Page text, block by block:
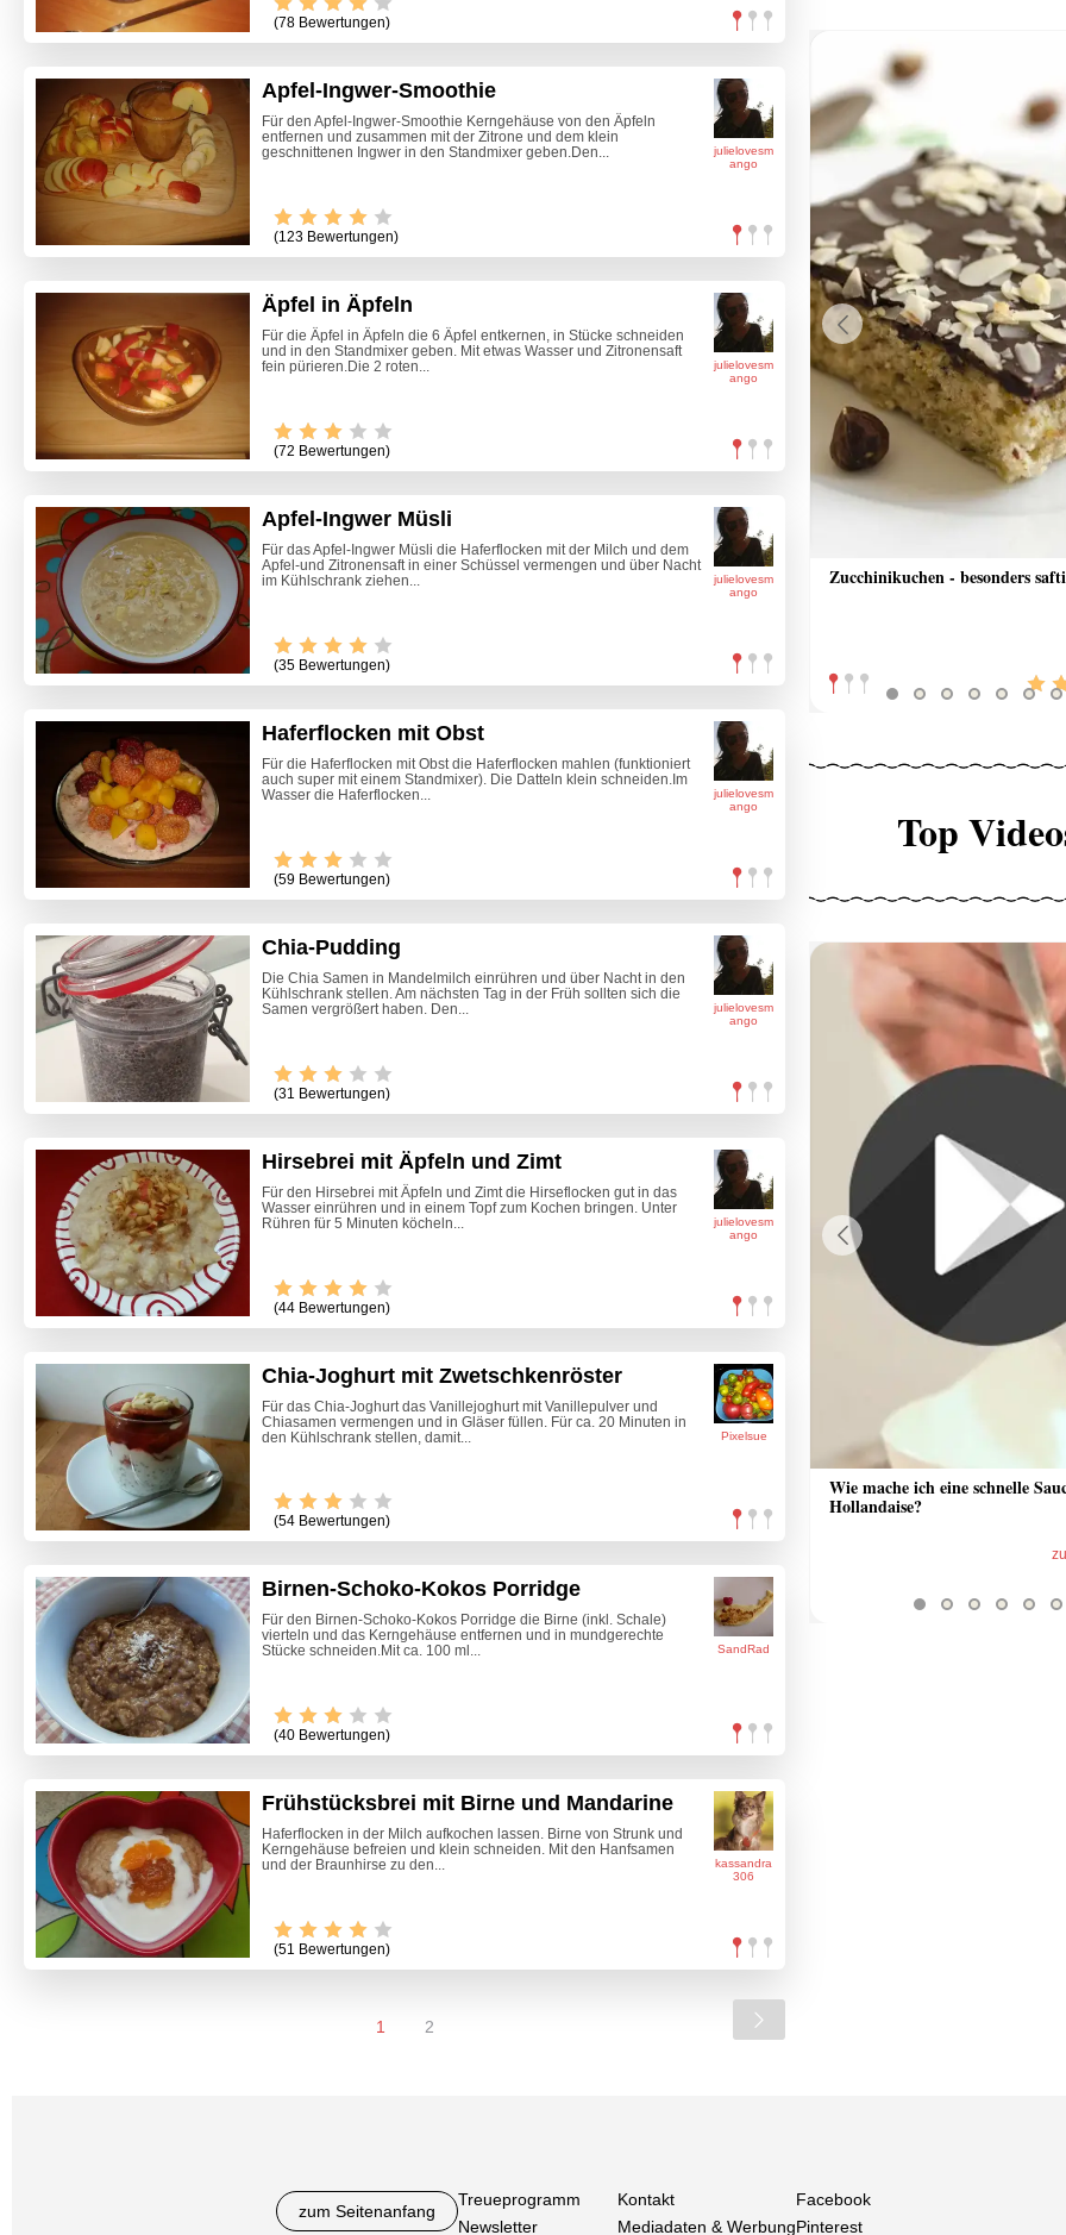
(78 Bewertungen)
julielovesm
ango
Apfel-Ingwer-Smoothie
Für den Apfel-Ingwer-Smoothie Kerngehäuse von den Äpfeln
entfernen und zusammen mit der Zitrone und dem klein
geschnittenen Ingwer in den Standmixer geben.Den...
(123 Bewertungen)
julielovesm
ango
Äpfel in Äpfeln
Für die Äpfel in Äpfeln die 6 Äpfel entkernen, in Stücke schneiden
und in den Standmixer geben. Mit etwas Wasser und Zitronensaft
fein pürieren.Die 2 roten...
(72 Bewertungen)
julielovesm
ango
Apfel-Ingwer Müsli
Für das Apfel-Ingwer Müsli die Haferflocken mit der Milch und dem
Apfel-und Zitronensaft in einer Schüssel vermengen und über Nacht
im Kühlschrank ziehen...
(35 Bewertungen)
julielovesm
ango
Haferflocken mit Obst
Für die Haferflocken mit Obst die Haferflocken mahlen (funktioniert
auch super mit einem Standmixer). Die Datteln klein schneiden.Im
Wasser die Haferflocken...
(59 Bewertungen)
julielovesm
ango
Chia-Pudding
Die Chia Samen in Mandelmilch einrühren und über Nacht in den
Kühlschrank stellen. Am nächsten Tag in der Früh sollten sich die
Samen vergrößert haben. Den...
(31 Bewertungen)
julielovesm
ango
Hirsebrei mit Äpfeln und Zimt
Für den Hirsebrei mit Äpfeln und Zimt die Hirseflocken gut in das
Wasser einrühren und in einem Topf zum Kochen bringen. Unter
Rühren für 5 Minuten köcheln...
(44 Bewertungen)
Pixelsue
Chia-Joghurt mit Zwetschkenröster
Für das Chia-Joghurt das Vanillejoghurt mit Vanillepulver und
Chiasamen vermengen und in Gläser füllen. Für ca. 20 Minuten in
den Kühlschrank stellen, damit...
(54 Bewertungen)
SandRad
Birnen-Schoko-Kokos Porridge
Für den Birnen-Schoko-Kokos Porridge die Birne (inkl. Schale)
vierteln und das Kerngehäuse entfernen und in mundgerechte
Stücke schneiden.Mit ca. 100 ml...
(40 Bewertungen)
kassandra
306
Frühstücksbrei mit Birne und Mandarine
Haferflocken in der Milch aufkochen lassen. Birne von Strunk und
Kerngehäuse befreien und klein schneiden. Mit den Hanfsamen
und der Braunhirse zu den...
(51 Bewertungen)
1 2
Zucchinikuchen - besonders
Liptauer
Previous
Top
Wie mache ich eine schnelle
Hollandaise?
Previous
zum Seitenanfang
Treueprogramm
Newsletter
Kontakt
Mediadaten & Werbung
Facebook
Pinterest